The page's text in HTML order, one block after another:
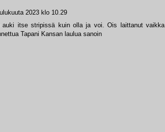
2023 klo 10.29
itse stripissä kuin olla ja voi. Ois laittanut vaikka
Tapani Kansan laulua sanoin